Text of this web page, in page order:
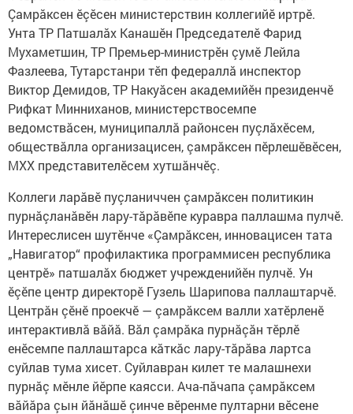
Çамрăксен ӗçӗсен министерствин коллегийӗ иртрӗ.
Унта ТР Патшалăх Канашӗн Председателӗ Фарид
Мухаметшин, ТР Премьер-министрӗн çумӗ Лейла
Фазлеева, Тутарстанри тӗп федераллă инспектор
Виктор Демидов, ТР Накуăсен академийӗн президенчӗ
Рифкат Минниханов, министерствосемпе
ведомствăсен, муниципаллă районсен пуçлăхӗсем,
обществăлла организацисен, çамрăксен пӗрлешӗвӗсен,
МХХ представителӗсем хутшăнчӗç.
Коллеги ларăвӗ пуçланиччен çамрăксен политикин
пурнăçланăвӗн лару-тăрăвӗпе куравра паллашма пулчӗ.
Интереслисен шутӗнче «Çамрăксен, инновацисен тата
„Навигатор“ профилактика программисен республика
центрӗ» патшалăх бюджет учрежденийӗн пулчӗ. Ун
ӗçӗпе центр директорӗ Гузель Шарипова паллаштарчӗ.
Центрăн çӗнӗ проекчӗ — çамрăксем валли хатӗрленӗ
интерактивлă вăйă. Вăл çамрăка пурнăçăн тӗрлӗ
енӗсемпе паллаштарса кăткăс лару-тăрăва лартса
суйлав тума хисет. Суйлавран килет те малашнехи
пурнăç мӗнле йӗрпе каясси. Ача-пăчапа çамрăксем
вăйăра çын йăнăшӗ çинче вӗренме пултарни вӗсене